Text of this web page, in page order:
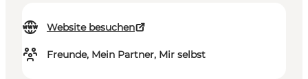
Website besuchen
Freunde, Mein Partner, Mir selbst